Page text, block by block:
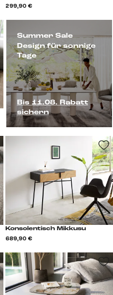
Summer Sale
Design für sonnige
Tage
Bis 11.08. Rabatt
sichern
299,90 €
Konsolentisch Mikkusu
689,90 €